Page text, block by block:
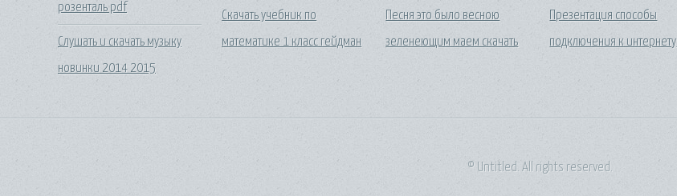
розенталь pdf
Слушать и скачать музыку
новинки 2014 2015
Скачать учебник по
математике 1 класс гейдман
Песня это было весною
зеленеющим маем скачать
Презентация способы
подключения к интернету
© Untitled. All rights reserved.